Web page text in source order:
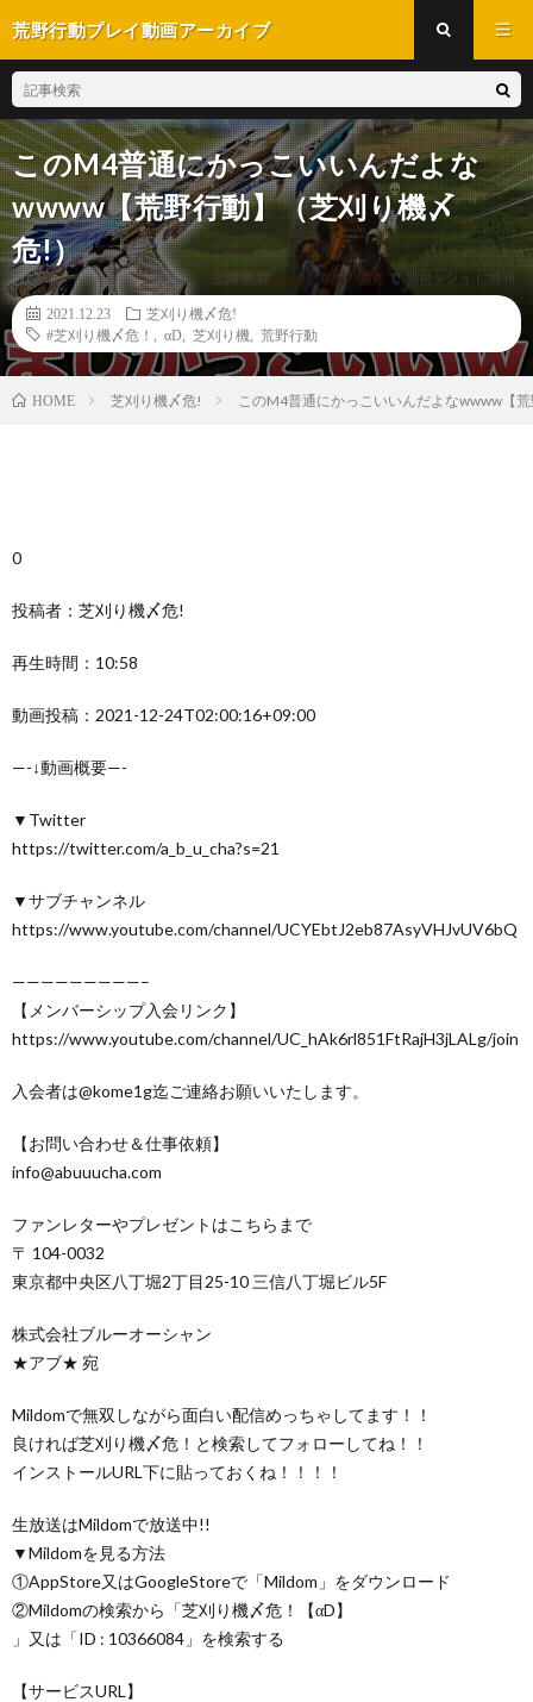
荒野行動プレイ動画アーカイブ
このM4普通にかっこいいんだよな
wwww【荒野行動】（芝刈り機〆
危!）
2021.12.23
芝刈り機〆危!
#芝刈り機〆危！
αD 芝刈り機 荒野行動
HOME 芝刈り機〆危! このM4普通にかっこいいんだよなwwww【
0
投稿者：芝刈り機〆危!
再生時間：10:58
動画投稿：2021-12-24T02:00:16+09:00
—-↓動画概要—-
▼Twitter
https://twitter.com/a_b_u_cha?s=21
▼サブチャンネル
https://www.youtube.com/channel/UCYEbtJ2eb87AsyVHJvUV6bQ
—————————–
【メンバーシップ入会リンク】
https://www.youtube.com/channel/UC_hAk6rl851FtRajH3jLALg/join
入会者は@kome1g迄ご連絡お願いいたします。
【お問い合わせ＆仕事依頼】
info@abuuucha.com
ファンレターやプレゼントはこちらまで
〒 104-0032
東京都中央区八丁堀2丁目25-10 三信八丁堀ビル5F
株式会社ブルーオーシャン
★アブ★ 宛
Mildomで無双しながら面白い配信めっちゃしてます！！
良ければ芝刈り機〆危！と検索してフォローしてね！！
インストールURL下に貼っておくね！！！！
生放送はMildomで放送中!!
▼Mildomを見る方法
①AppStore又はGoogleStoreで「Mildom」をダウンロード
②Mildomの検索から「芝刈り機〆危！【αD】
」又は「ID : 10366084」を検索する
【サービスURL】